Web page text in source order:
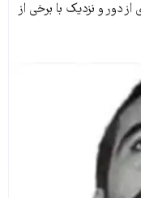
دور و نزدیک با برخی از